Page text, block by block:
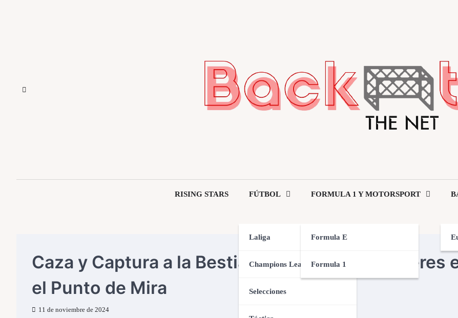
RISING STARS FÚTBOL
Laliga
Champions League
Selecciones
FORMULA 1 Y MOTORSPORT
Formula E
Formula 1
Caza y Captura a la Bestia Sueca: Viktor Gyökeres
el Punto de Mira
11 de noviembre de 2024